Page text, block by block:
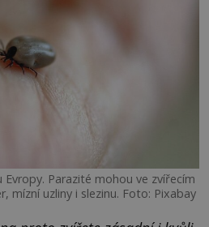
Parazité mohou ve zvířecím
mízní uzliny i slezinu. Foto: Pixabay